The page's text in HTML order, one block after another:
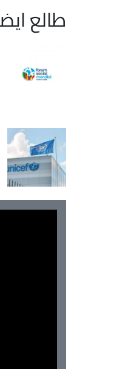
طالع